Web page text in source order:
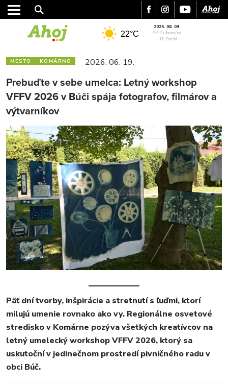
MESTO
REGIÓN
ŠPORT
VIDEO
MIX
22°C
2026. 08. 09.
SK: Ľubomíra
HU: Emőd
MESTO KOMÁRNO 2026. 06. 19.
Prebuďte v sebe umelca: Letný workshop
VFFV 2026 v Búči spája fotografov, filmárov a
výtvarníkov
Päť dní tvorby, inšpirácie a stretnutí s ľuďmi, ktorí
milujú umenie rovnako ako vy. Regionálne osvetové
stredisko v Komárne pozýva všetkých kreatívcov na
letný umelecký workshop VFFV 2026, ktorý sa
uskutoční v jedinečnom prostredí pivničného radu v
obci Búč.